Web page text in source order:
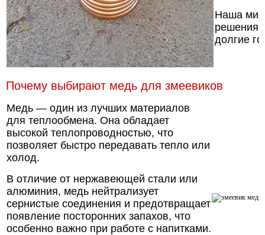
Наша
решения,
долгие
Почему выбирают медь для змеевиков
Медь — один из лучших материалов
для теплообмена. Она обладает
высокой теплопроводностью, что
позволяет быстро передавать тепло или
холод.
В отличие от нержавеющей стали или
алюминия, медь нейтрализует
сернистые соединения и предотвращает
появление посторонних запахов, что
особенно важно при работе с напитками.